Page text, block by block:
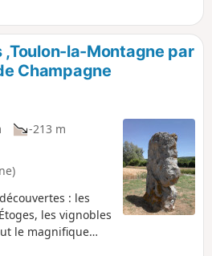
,Toulon-la-Montagne par
Champagne
-213 m
: les
les vignobles
le magnifique